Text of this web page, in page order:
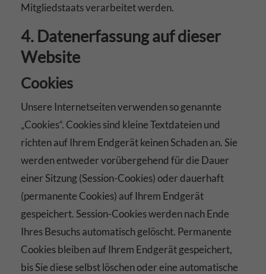
Mitgliedstaats verarbeitet werden.
4. Datenerfassung auf dieser
Website
Cookies
Unsere Internetseiten verwenden so genannte
„Cookies“. Cookies sind kleine Textdateien und
richten auf Ihrem Endgerät keinen Schaden an. Sie
werden entweder vorübergehend für die Dauer
einer Sitzung (Session-Cookies) oder dauerhaft
(permanente Cookies) auf Ihrem Endgerät
gespeichert. Session-Cookies werden nach Ende
Ihres Besuchs automatisch gelöscht. Permanente
Cookies bleiben auf Ihrem Endgerät gespeichert,
bis Sie diese selbst löschen oder eine automatische